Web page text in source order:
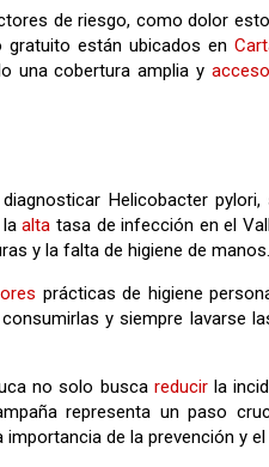
de riesgo, como dolor
gratuito están ubicados en
una cobertura amplia y acceso
Helicobacter
laalta tasa de infección en el
y la falta de higiene de manos.
prácticas de higiene
y siempre lavarse
no solo busca reducirla
representa un paso
de la prevención y